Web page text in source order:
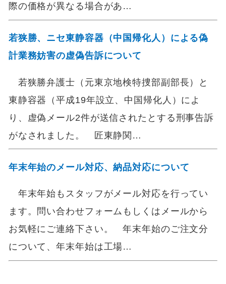
際の価格が異なる場合があ…
若狭勝、ニセ東静容器（中国帰化人）による偽
計業務妨害の虚偽告訴について
若狭勝弁護士（元東京地検特捜部副部長）と
東静容器（平成19年設立、中国帰化人）によ
り、虚偽メール2件が送信されたとする刑事告訴
がなされました。 匠東静関…
年末年始のメール対応、納品対応について
年末年始もスタッフがメール対応を行ってい
ます。問い合わせフォームもしくはメールから
お気軽にご連絡下さい。 年末年始のご注文分
について、年末年始は工場…